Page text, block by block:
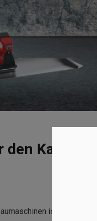
den Kauf
ist